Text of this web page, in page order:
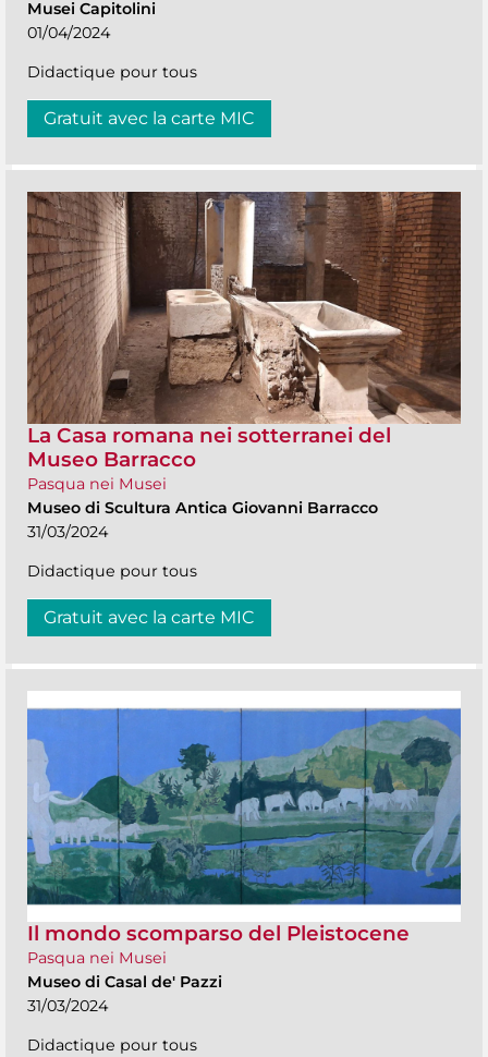
Musei Capitolini
01/04/2024
Didactique pour tous
Gratuit avec la carte MIC
La Casa romana nei sotterranei del
Museo Barracco
Pasqua nei Musei
Museo di Scultura Antica Giovanni Barracco
31/03/2024
Didactique pour tous
Gratuit avec la carte MIC
Il mondo scomparso del Pleistocene
Pasqua nei Musei
Museo di Casal de' Pazzi
31/03/2024
Didactique pour tous